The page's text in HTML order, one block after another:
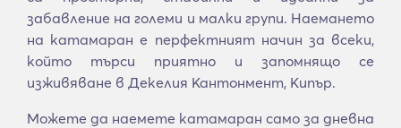
забавление на големи и малки групи. Наемането
на катамаран е перфектният начин за всеки,
който търси приятно и запомнящо се
изживяване в Декелия Кантонмент, Кипър.
Можете да наемете катамаран само за дневна